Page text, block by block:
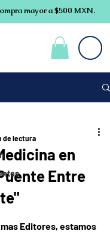
mayor a $500 MXN.
en
Entre
de lectura
Editores, estamos